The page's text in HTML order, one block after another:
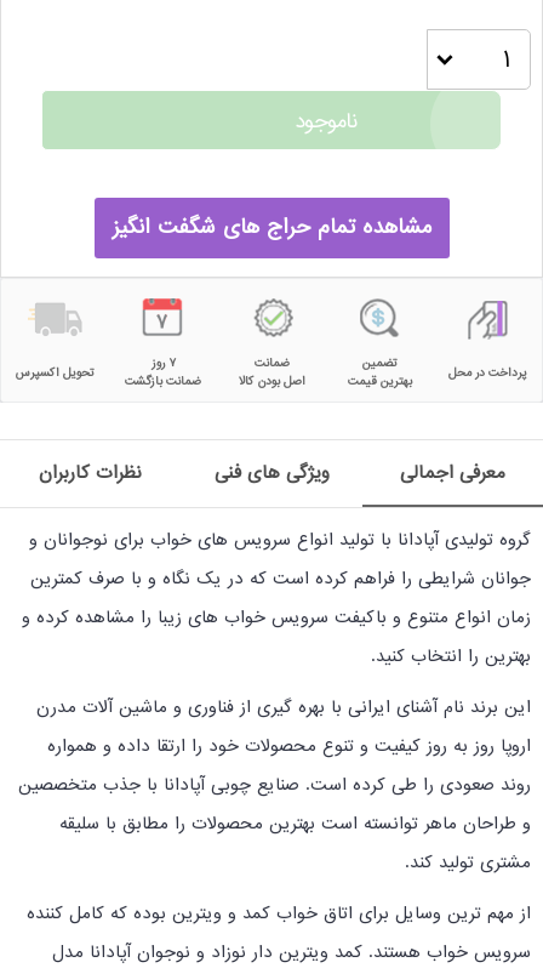
ناموجود
مشاهده تمام حراج های شگفت انگیز
پرداخت در محل
تضمین
بهترین قیمت
ضمانت
اصل بودن کالا
۷ روز
ضمانت بازگشت
تحویل اکسپرس
معرفی اجمالی ویژگی های فنی نظرات کاربران
گروه تولیدی آپادانا با تولید انواع سرویس های خواب برای نوجوانان و
جوانان شرایطی را فراهم کرده است که در یک نگاه و با صرف کمترین
زمان انواع متنوع و باکیفت سرویس خواب های زیبا را مشاهده کرده و
بهترین را انتخاب کنید.
این برند نام آشنای ایرانی با بهره گیری از فناوری و ماشین آلات مدرن
اروپا روز به روز کیفیت و تنوع محصولات خود را ارتقا داده و همواره
روند صعودی را طی کرده است. صنایع چوبی آپادانا با جذب متخصصین
و طراحان ماهر توانسته است بهترین محصولات را مطابق با سلیقه
مشتری تولید کند.
از مهم ترین وسایل برای اتاق خواب کمد و ویترین بوده که کامل کننده
سرویس خواب هستند. کمد ویترین دار نوزاد و نوجوان آپادانا مدل